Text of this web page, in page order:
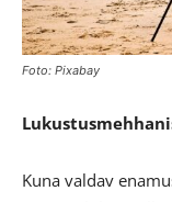
Foto: Pixabay
Kuna valdav